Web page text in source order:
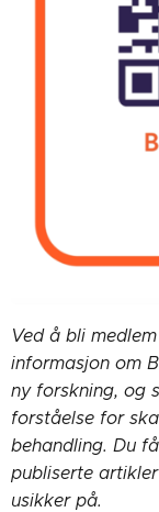
Ved å bli
informasjon om
ny forskning, og
forståelse for
behandling. Du
publiserte
usikker på.